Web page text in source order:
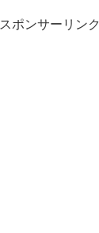
スポンサーリンク